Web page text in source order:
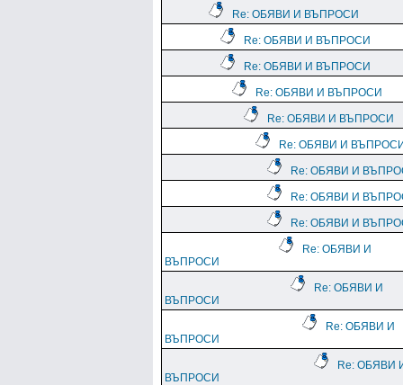
Re: ОБЯВИ И ВЪПРОСИ
Re: ОБЯВИ И ВЪПРОСИ
Re: ОБЯВИ И ВЪПРОСИ
Re: ОБЯВИ И ВЪПРОСИ
Re: ОБЯВИ И ВЪПРОСИ
Re: ОБЯВИ И
Re: ОБЯВИ И
Re: ОБЯВИ И
Re: ОБЯВИ И
Re: ОБЯВИ И
ВЪПРОСИ
Re: ОБЯВИ И
ВЪПРОСИ
Re: ОБЯВИ И
ВЪПРОСИ
Re: ОБЯВИ
ВЪПРОСИ